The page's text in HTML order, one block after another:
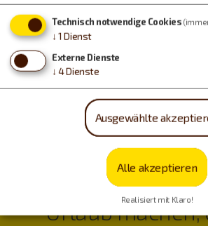
Feiern Sie im Bräuhaussaal vom
neue Jahr!
Weihnachten/Silvester
Urlaub machen,
Technisch notwendige Cookies
↓ 1 Dienst
Externe Dienste
↓ 4Dienste
Ausgewählte
Alle akzeptieren
Realisiert mit Klaro!